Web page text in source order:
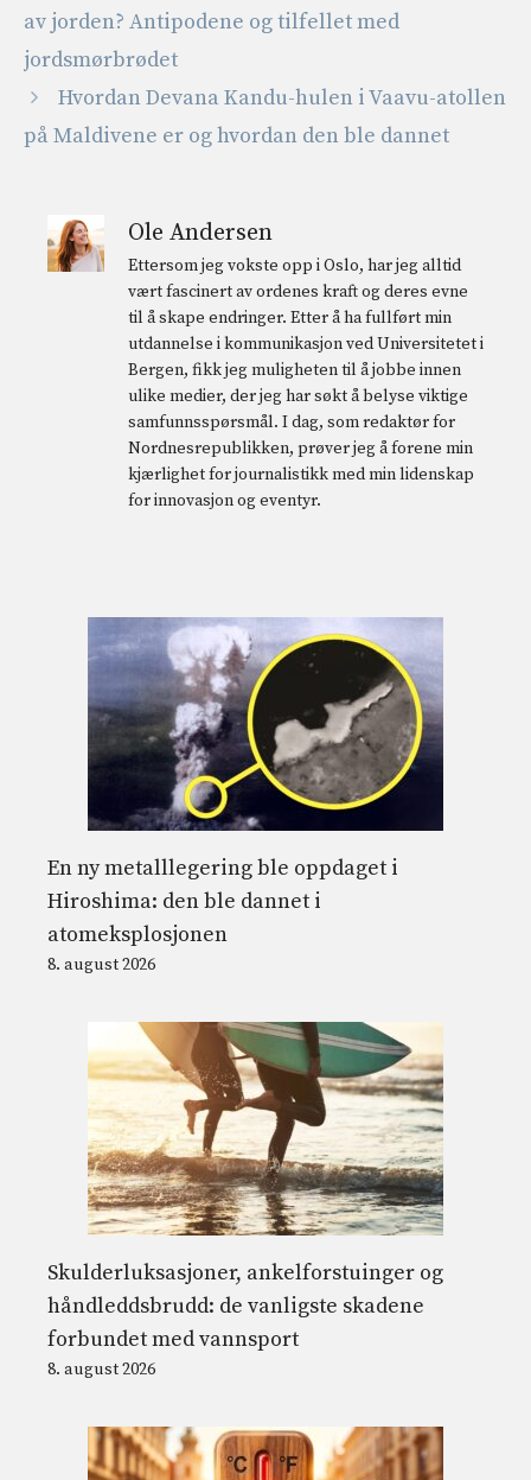
av jorden? Antipodene og tilfellet med
jordsmørbrødet
Hvordan Devana Kandu-hulen i Vaavu-atollen
på Maldivene er og hvordan den ble dannet
Ole Andersen
Ettersom jeg vokste opp i Oslo, har jeg alltid
vært fascinert av ordenes kraft og deres evne
til å skape endringer. Etter å ha fullført min
utdannelse i kommunikasjon ved Universitetet i
Bergen, fikk jeg muligheten til å jobbe innen
ulike medier, der jeg har søkt å belyse viktige
samfunnsspørsmål. I dag, som redaktør for
Nordnesrepublikken, prøver jeg å forene min
kjærlighet for journalistikk med min lidenskap
for innovasjon og eventyr.
En ny metalllegering ble oppdaget i
Hiroshima: den ble dannet i
atomeksplosjonen
8. august 2026
Skulderluksasjoner, ankelforstuinger og
håndleddsbrudd: de vanligste skadene
forbundet med vannsport
8. august 2026